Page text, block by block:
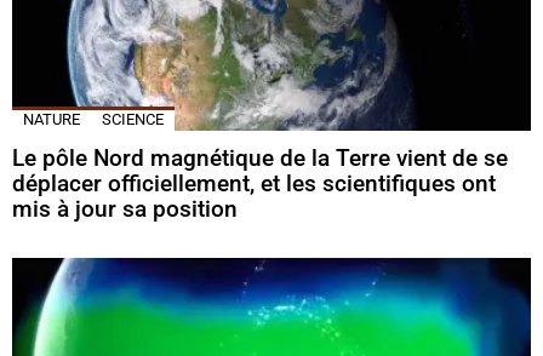
NATURE SCIENCE
Le pôle Nord magnétique de la Terre vient de se
déplacer officiellement, et les scientifiques ont
mis à jour sa position